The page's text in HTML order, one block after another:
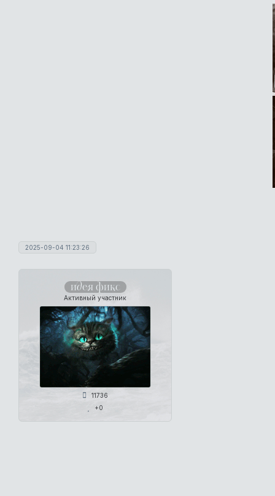
2025-09-04 11:23:26
идея фикс
Активный участник
11736
+0